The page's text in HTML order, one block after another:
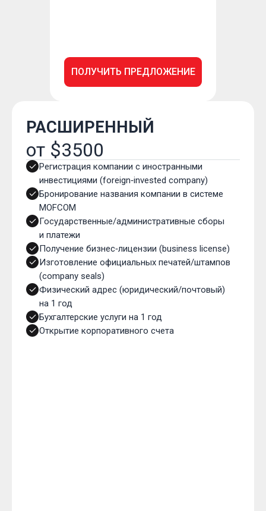
ПОЛУЧИТЬ ПРЕДЛОЖЕНИЕ
РАСШИРЕННЫЙ
от $3500
Регистрация компании с иностранными
инвестициями (foreign‑invested company)
Бронирование названия компании в системе
MOFCOM
Государственные/административные сборы
и платежи
Получение бизнес‑лицензии (business license)
Изготовление официальных печатей/штампов
(company seals)
Физический адрес (юридический/почтовый)
на 1 год
Бухгалтерские услуги на 1 год
Открытие корпоративного счета